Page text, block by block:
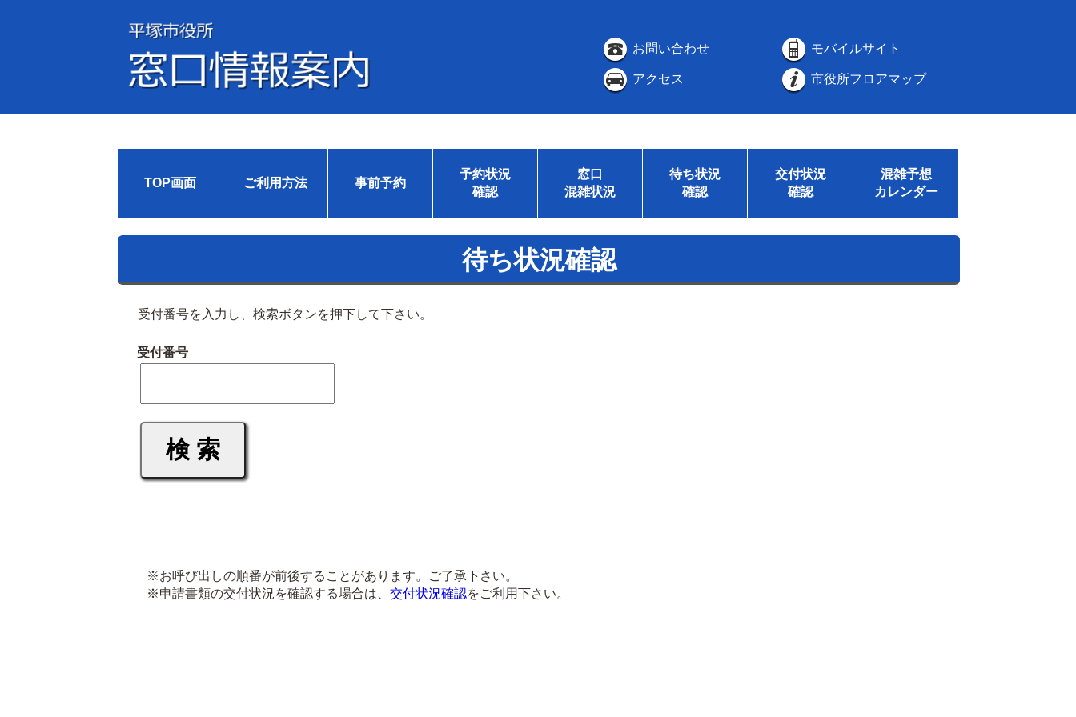
お問い合わせ モバイルサイト
アクセス 市役所フロアマップ
TOP画面 ご利用方法 事前予約
予約状況
確認
窓口
混雑状況
待ち状況
確認
交付状況
確認
混雑予想
カレンダー
待ち状況確認
受付番号を入力し、検索ボタンを押下して下さい。
受付番号
※お呼び出しの順番が前後することがあります。ご了承下さい。
※申請書類の交付状況を確認する場合は、 交付状況確認をご利用下さい。